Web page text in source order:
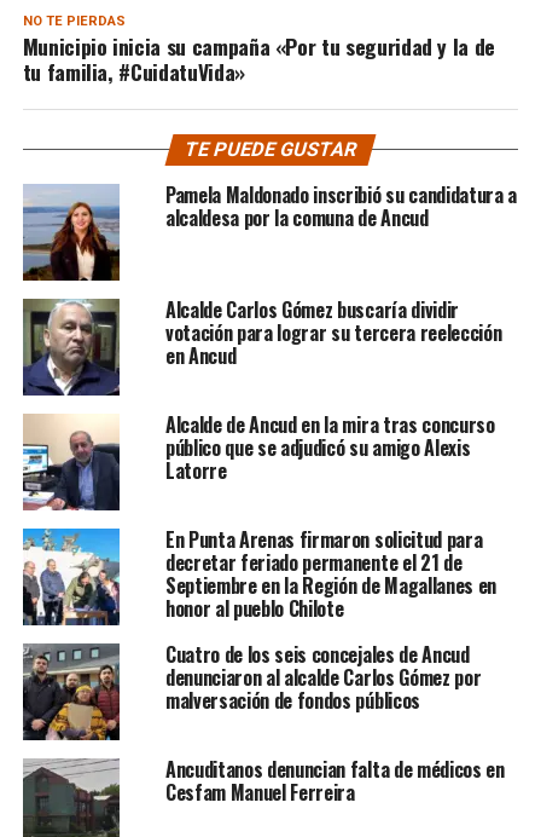
NO TE PIERDAS
Municipio inicia su campaña «Por tu seguridad y la de
tu familia, #CuidatuVida»
TE PUEDE GUSTAR
Pamela Maldonado inscribió su candidatura a
alcaldesa por la comuna de Ancud
Alcalde Carlos Gómez buscaría dividir
votación para lograr su tercera reelección
en Ancud
Alcalde de Ancud en la mira tras concurso
público que se adjudicó su amigo Alexis
Latorre
En Punta Arenas firmaron solicitud para
decretar feriado permanente el 21 de
Septiembre en la Región de Magallanes en
honor al pueblo Chilote
Cuatro de los seis concejales de Ancud
denunciaron al alcalde Carlos Gómez por
malversación de fondos públicos
Ancuditanos denuncian falta de médicos en
Cesfam Manuel Ferreira